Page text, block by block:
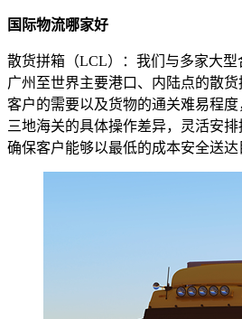
国际物流哪家好
散货拼箱（LCL）：我们与多家大型
广州至世界主要港口、内陆点的散
客户的需要以及货物的通关难易程
三地海关的具体操作差异，灵活安排
确保客户能够以最低的成本安全送达